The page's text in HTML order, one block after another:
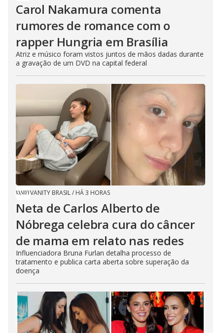
Carol Nakamura comenta
rumores de romance com o
rapper Hungria em Brasília
Atriz e músico foram vistos juntos de mãos dadas durante
a gravação de um DVD na capital federal
VANITY BRASIL/ HÁ 3 HORAS
Neta de Carlos Alberto de
Nóbrega celebra cura do câncer
de mama em relato nas redes
Influenciadora Bruna Furlan detalha processo de
tratamento e publica carta aberta sobre superação da
doença